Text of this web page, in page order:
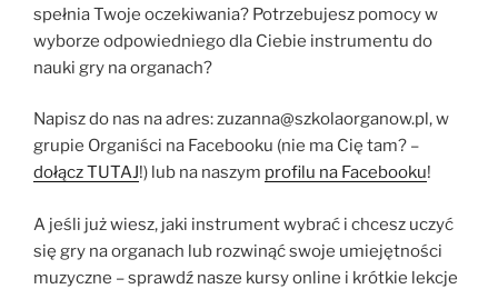
spełnia Twoje oczekiwania? Potrzebujesz pomocy w
wyborze odpowiedniego dla Ciebie instrumentu do
nauki gry na organach?
Napisz do nas na adres: zuzanna@szkolaorganow.pl, w
grupie Organiści na Facebooku (nie ma Cię tam? –
dołącz TUTAJ!) lub na naszym profilu na Facebooku!
A jeśli już wiesz, jaki instrument wybrać i chcesz uczyć
się gry na organach lub rozwinąć swoje umiejętności
muzyczne – sprawdź nasze kursy online i krótkie lekcje